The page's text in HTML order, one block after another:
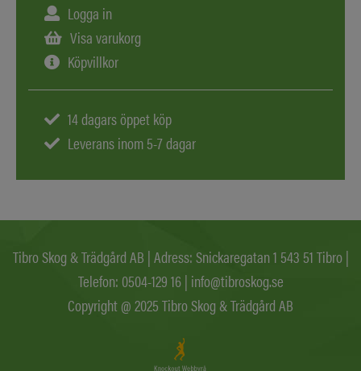
Logga in
Visa varukorg
Köpvillkor
14 dagars öppet köp
Leverans inom 5-7 dagar
Tibro Skog & Trädgård AB | Adress: Snickaregatan 1 543 51 Tibro |
Telefon: 0504-129 16| info@tibroskog.se
Copyright @ 2025 Tibro Skog & Trädgård AB